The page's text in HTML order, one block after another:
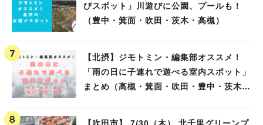
びスポット」川遊びに公園、プールも！
（豊中・箕面・吹田・茨木・高槻）
【北摂】ジモトミン・編集部オススメ！
「雨の日に子連れで遊べる室内スポット」
まとめ（高槻・箕面・吹田・豊中・茨木・